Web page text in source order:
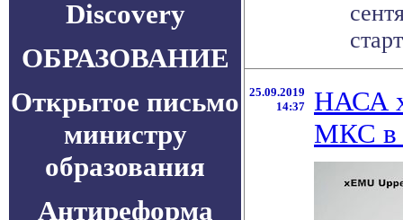
Discovery
ОБРАЗОВАНИЕ
Открытое письмо
министру
образования
Антиреформа
25.09.2019
14:37
НАСА
МКС в